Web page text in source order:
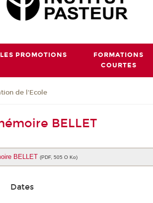
LES PROMOTIONS
FORMATIONS
COURTES
de l'Ecole
BELLET
BELLET (PDF, 505 O Ko)
Dates